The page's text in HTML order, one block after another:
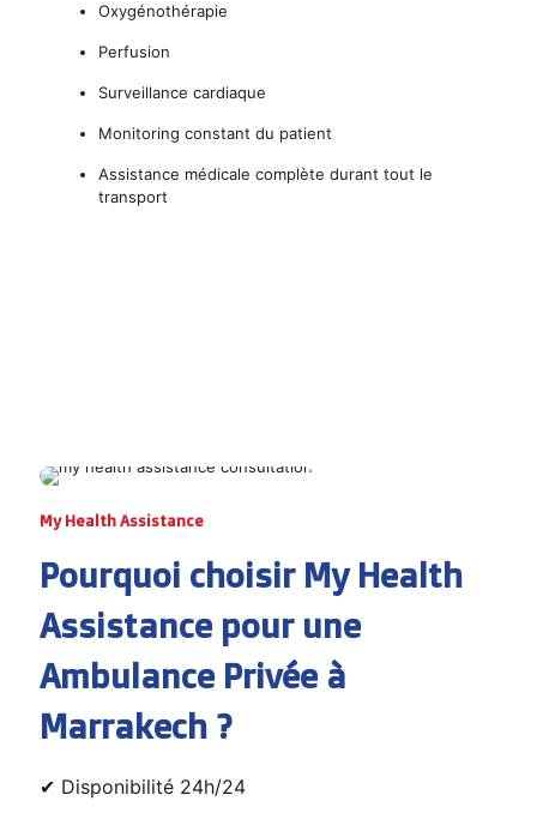
Oxygénothérapie
Perfusion
Surveillance cardiaque
Monitoring constant du patient
Assistance médicale complète durant tout le
transport
My Health Assistance
Pourquoi choisir My Health
Assistance pour une
Ambulance Privée à
Marrakech ?
✔ Disponibilité 24h/24